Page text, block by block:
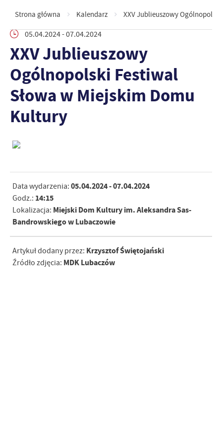
Strona główna Kalendarz
XXV Jublieuszowy
05.04.2024- 07.04.2024
XXV Jublieuszowy
Ogólnopolski Festiwal
Słowa w Miejskim Domu
Kultury
Data wydarzenia: 05.04.2024- 07.04.2024
Godz.: 14:15
Lokalizacja: Miejski Dom Kultury im. Aleksandra Sas-
Bandrowskiego w Lubaczowie
Artykuł dodany przez: Krzysztof Świętojański
Źródło zdjęcia: MDK Lubaczów